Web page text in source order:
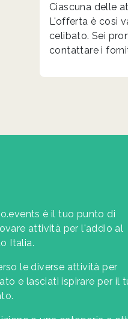
Ciascuna delle
L'offerta è così
celibato. Sei
contattare i
è il tuo punto di
attività per l'addio al
Italia.
le diverse attività per
e lasciati ispirare per il